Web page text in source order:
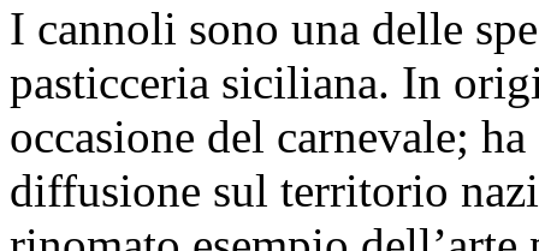
I cannoli sono una delle
pasticceria siciliana. In
occasione del carnevale;
diffusione sul territorio